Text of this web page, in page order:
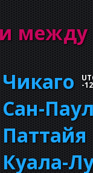
Чикаго -
Сан-
Паттайя
Куала-